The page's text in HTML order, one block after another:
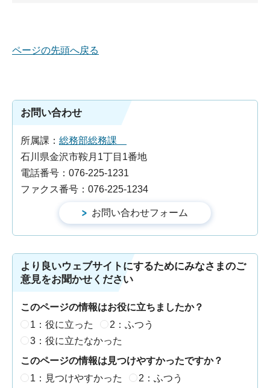
ページの先頭へ戻る
お問い合わせ
所属課： 総務部総務課
石川県金沢市鞍月1丁目1番地
電話番号：076-225-1231
ファクス番号：076-225-1234
より良いウェブサイトにするためにみなさまのご
意見をお聞かせください
このページの情報はお役に立ちましたか？
1：役に立った
2：ふつう
3：役に立たなかった
このページの情報は見つけやすかったですか？
1：見つけやすかった
2：ふつう